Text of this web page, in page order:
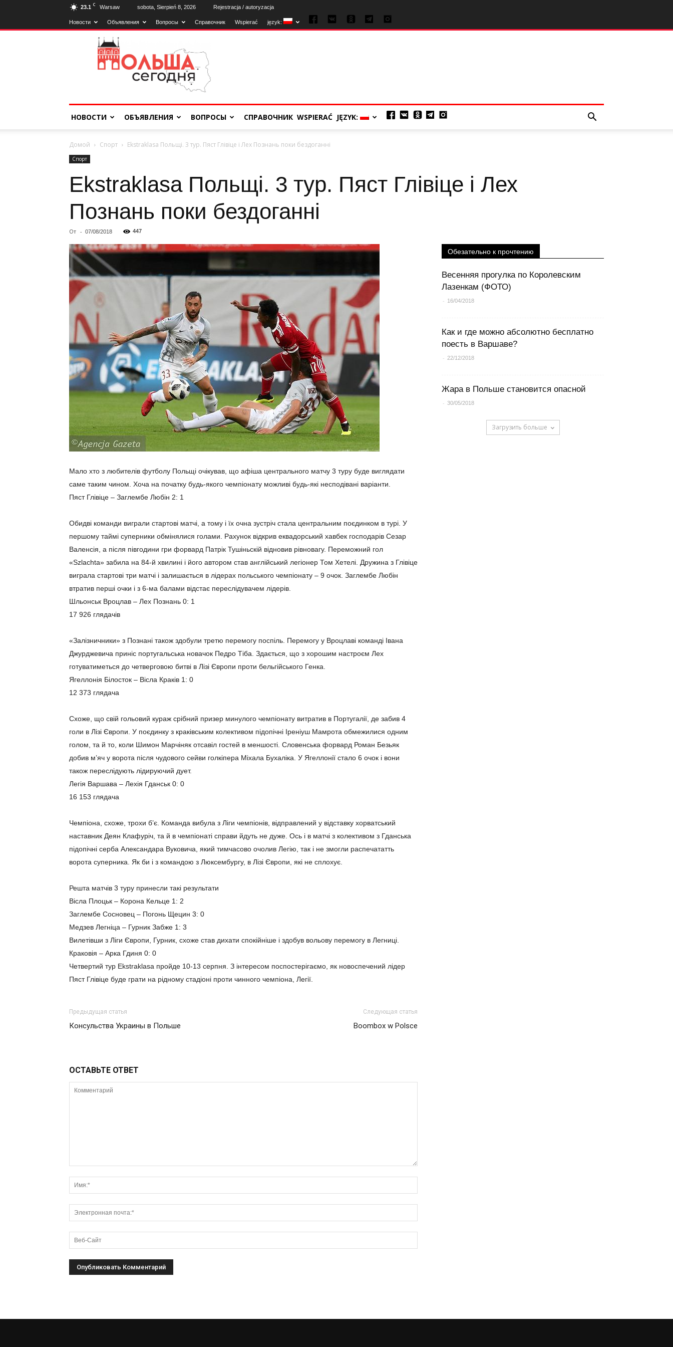
23.1 C Warsaw sobota, Sierpień 8, 2026 Rejestracja / autoryzacja
Новости Объявления Вопросы Справочник Wspierać język:
Poland2day
НОВОСТИ ОБЪЯВЛЕНИЯ ВОПРОСЫ СПРАВОЧНИК WSPIERAĆ JĘZYK:
Домой Спорт Ekstraklasa Польщі. 3 тур. Пяст Глівіце і Лех Познань поки бездоганні
Спорт
Ekstraklasa Польщі. 3 тур. Пяст Глівіце і Лех
Познань поки бездоганні
От - 07/08/2018 447
Мало хто з любителів футболу Польщі очікував, що афіша центрального матчу 3 туру буде виглядати
саме таким чином. Хоча на початку будь-якого чемпіонату можливі будь-які несподівані варіанти.
Пяст Глівіце – Заглембе Любін 2: 1
Обидві команди виграли стартові матчі, а тому і їх очна зустріч стала центральним поєдинком в турі. У
першому таймі суперники обмінялися голами. Рахунок відкрив еквадорський хавбек господарів Сезар
Валенсія, а після півгодини гри форвард Патрік Тушіньскій відновив рівновагу. Переможний гол
«Szlachta» забила на 84-й хвилині і його автором став англійський легіонер Том Хетелі. Дружина з Глівіце
виграла стартові три матчі і залишається в лідерах польського чемпіонату – 9 очок. Заглембе Любін
втратив перші очки і з 6-ма балами відстає переслідувачем лідерів.
Шльонськ Вроцлав – Лех Познань 0: 1
17 926 глядачів
«Залізничники» з Познані також здобули третю перемогу поспіль. Перемогу у Вроцлаві команді Івана
Джурджевича приніс португальська новачок Педро Тіба. Здається, що з хорошим настроєм Лех
готуватиметься до четверговою битві в Лізі Європи проти бельгійського Генка.
Ягеллонія Білосток – Вісла Краків 1: 0
12 373 глядача
Схоже, що свій гольовий кураж срібний призер минулого чемпіонату витратив в Португалії, де забив 4
голи в Лізі Європи. У поєдинку з краківським колективом підопічні Іреніуш Мамрота обмежилися одним
голом, та й то, коли Шимон Марчіняк отсавіл гостей в меншості. Словенська форвард Роман Безьяк
добив м’яч у ворота після чудового сейви голкіпера Міхала Бухаліка. У Ягеллонії стало 6 очок і вони
також переслідують лідируючий дует.
Легія Варшава – Лехія Гданськ 0: 0
16 153 глядача
Чемпіона, схоже, трохи б’є. Команда вибула з Ліги чемпіонів, відправлений у відставку хорватський
наставник Деян Клафуріч, та й в чемпіонаті справи йдуть не дуже. Ось і в матчі з колективом з Гданська
підопічні серба Александара Вуковича, який тимчасово очолив Легію, так і не змогли распечататть
ворота суперника. Як би і з командою з Люксембургу, в Лізі Європи, які не сплохує.
Решта матчів 3 туру принесли такі результати
Вісла Плоцьк – Корона Кельце 1: 2
Заглембе Сосновец – Погонь Щецин 3: 0
Медзев Легніца – Гурник Забже 1: 3
Вилетівши з Ліги Європи, Гурник, схоже став дихати спокійніше і здобув вольову перемогу в Легниці.
Краковія – Арка Гдиня 0: 0
Четвертий тур Ekstraklasa пройде 10-13 серпня. З інтересом поспостерігаємо, як новоспечений лідер
Пяст Глівіце буде грати на рідному стадіоні проти чинного чемпіона, Легії.
Предыдущая статья
Консульства Украины в Польше
Следующая статья
Boombox w Polsce
ОСТАВЬТЕ ОТВЕТ
Обезательно к прочтению
Весенняя прогулка по Королевским
Лазенкам (ФОТО)
- 16/04/2018
Как и где можно абсолютно бесплатно
поесть в Варшаве?
- 22/12/2018
Жара в Польше становится опасной
- 30/05/2018
Загрузить больше